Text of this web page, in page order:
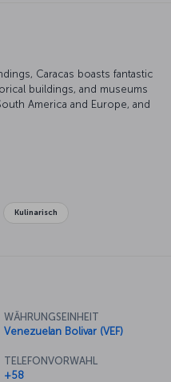
Caracas boasts fantastic
buildings, and museums
America and Europe, and
be felt all around the streets
Kulinarisch
WÄHRUNGSEINHEIT
Venezuelan Bolivar (VEF)
TELEFONVORWAHL
+58